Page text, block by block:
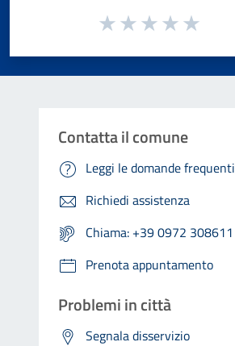
Valuta da 1 a 5 stelle la pagina
Contatta il comune
Leggi le domande frequenti
Richiedi assistenza
Chiama: +39 0972 308611
Prenota appuntamento
Problemi in città
Segnala disservizio